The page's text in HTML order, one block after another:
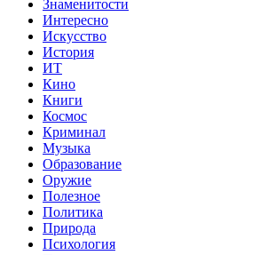
Знаменитости
Интересно
Искусство
История
ИТ
Кино
Книги
Космос
Криминал
Музыка
Образование
Оружие
Полезное
Политика
Природа
Психология